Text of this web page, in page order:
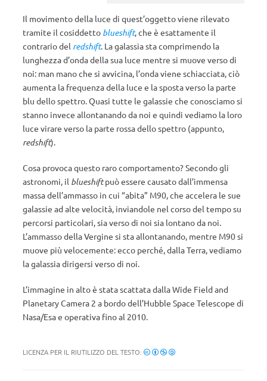
Il movimento della luce di quest’oggetto viene rilevato
tramite il cosiddetto blueshift, che è esattamente il
contrario del redshift. La galassia sta comprimendo la
lunghezza d’onda della sua luce mentre si muove verso di
noi: man mano che si avvicina, l’onda viene schiacciata, ciò
aumenta la frequenza della luce e la sposta verso la parte
blu dello spettro. Quasi tutte le galassie che conosciamo si
stanno invece allontanando da noi e quindi vediamo la loro
luce virare verso la parte rossa dello spettro (appunto,
redshift).
Cosa provoca questo raro comportamento? Secondo gli
astronomi, il blueshiftpuò essere causato dall’immensa
massa dell’ammasso in cui “abita” M90, che accelera le sue
galassie ad alte velocità, inviandole nel corso del tempo su
percorsi particolari, sia verso di noi sia lontano da noi.
L’ammasso della Vergine si sta allontanando, mentre M90 si
muove più velocemente: ecco perché, dalla Terra, vediamo
la galassia dirigersi verso di noi.
L’immagine in alto è stata scattata dalla Wide Field and
Planetary Camera 2 a bordo dell’Hubble Space Telescope di
Nasa/Esa e operativa fino al 2010.
LICENZA PER IL RIUTILIZZO DEL TESTO: